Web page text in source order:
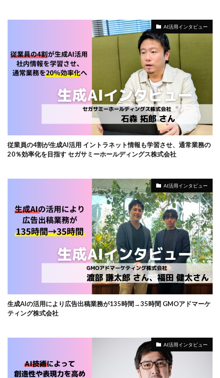
AI活用インタビュー
従業員の4割が生成AI活用 イントラネット情報も学習させ、通常業務の
20％効率化を目指す セガサミーホールディングス株式会社
AI活用インタビュー
生成AIの活用により広告出稿業務が135時間→35時間 GMOアドマーケ
ティング株式会社
AI活用インタビュー